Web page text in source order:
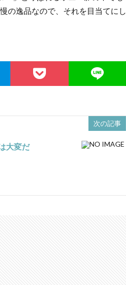
の逸品なので、それを目当てにし
次の記事
大変だ